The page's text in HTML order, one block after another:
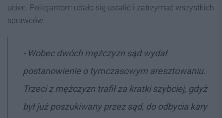
uciec. Policjantom udało się ustalić i zatrzymać wszystkich
sprawców.
- Wobec dwóch mężczyzn sąd wydał
postanowienie o tymczasowym aresztowaniu.
Trzeci z mężczyzn trafił za kratki szybciej, gdyż
był już poszukiwany przez sąd, do odbycia kary